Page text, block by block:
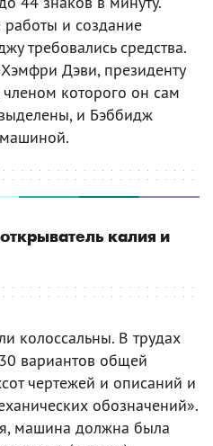
и создание
требовались средства.
Дэви, президенту
которого он сам
и Бэббидж
калия и
колоссальны. В трудах
вариантов общей
чертежей и описаний и
обозначений».
машина должна была